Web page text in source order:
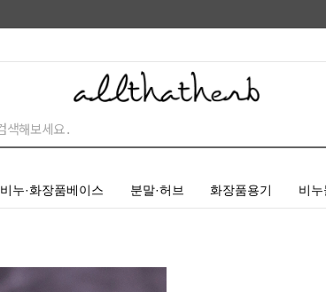
비누·화장품베이스 분말·허브 화장품용기 비누